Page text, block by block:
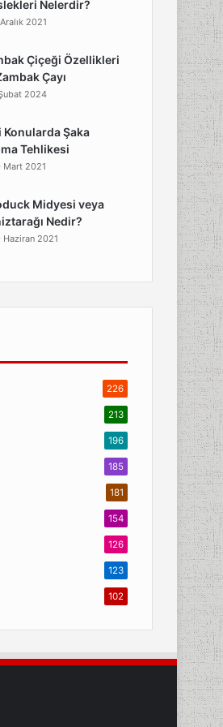
Nelerdir?
2021
Çiçeği Özellikleri
Çayı
2024
Konularda Şaka
Tehlikesi
Mart 2021
Midyesi veya
Nedir?
Haziran 2021
226
213
196
185
181
154
126
123
102